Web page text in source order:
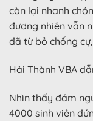
còn lại nhanh
đương nhiên vẫn
đã từ bỏ chống
Hải Thành VBA
Nhìn thấy đám
4000 sinh viên